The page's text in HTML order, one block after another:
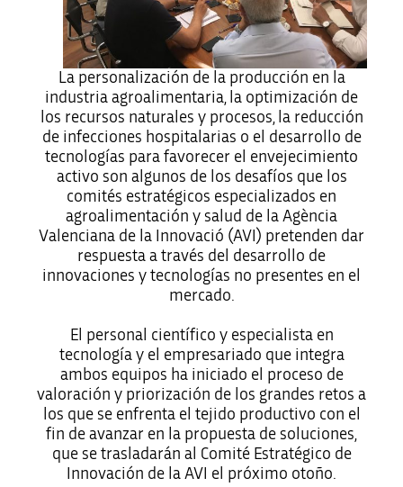
La personalización de la producción en la
industria agroalimentaria, la optimización de
los recursos naturales y procesos, la reducción
de infecciones hospitalarias o el desarrollo de
tecnologías para favorecer el envejecimiento
activo son algunos de los desafíos que los
comités estratégicos especializados en
agroalimentación y salud de la Agència
Valenciana de la Innovació (AVI) pretenden dar
respuesta a través del desarrollo de
innovaciones y tecnologías no presentes en el
mercado.
El personal científico y especialista en
tecnología y el empresariado que integra
ambos equipos ha iniciado el proceso de
valoración y priorización de los grandes retos a
los que se enfrenta el tejido productivo con el
fin de avanzar en la propuesta de soluciones,
que se trasladarán al Comité Estratégico de
Innovación de la AVI el próximo otoño.